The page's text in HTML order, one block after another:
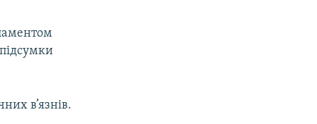
в’язнів.